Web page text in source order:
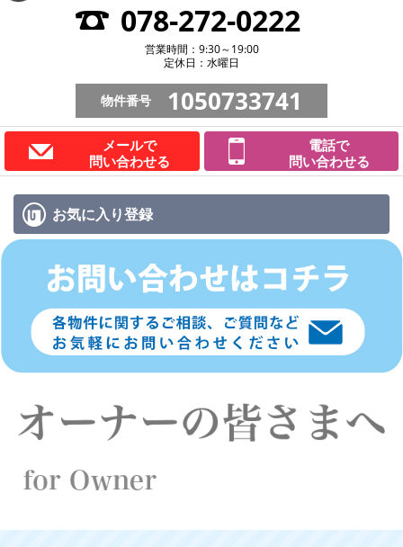
078-272-0222
営業時間：9:30～19:00
定休日：水曜日
物件番号 1050733741
メールで
問い合わせる
電話で
問い合わせる
お気に入り登録